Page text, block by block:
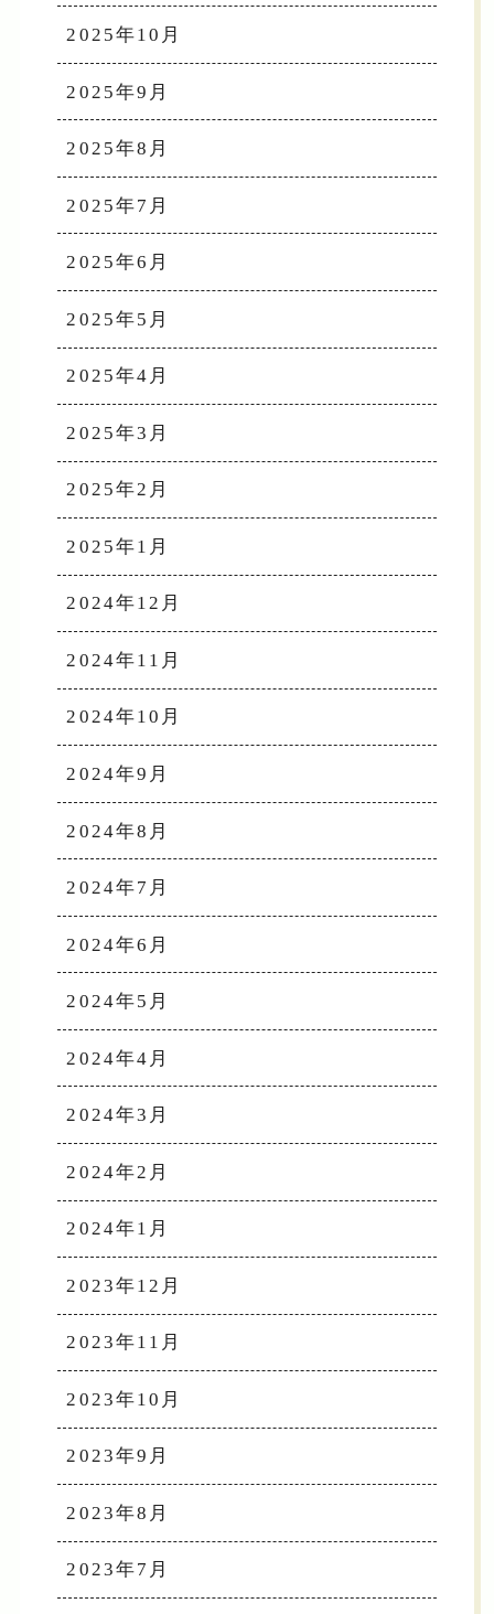
2025年10月
2025年9月
2025年8月
2025年7月
2025年6月
2025年5月
2025年4月
2025年3月
2025年2月
2025年1月
2024年12月
2024年11月
2024年10月
2024年9月
2024年8月
2024年7月
2024年6月
2024年5月
2024年4月
2024年3月
2024年2月
2024年1月
2023年12月
2023年11月
2023年10月
2023年9月
2023年8月
2023年7月